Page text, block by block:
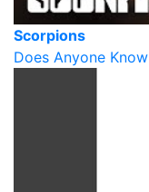
Scorpions
Does Anyone Know